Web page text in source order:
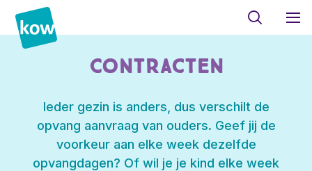
Contracten
Ieder gezin is anders, dus verschilt de
opvang aanvraag van ouders. Geef jij de
voorkeur aan elke week dezelfde
opvangdagen? Of wil je je kind elke week